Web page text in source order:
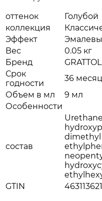
оттенок
Голубой
коллекция
Эффект
Вес
0.05 кг
Бренд
GRATTOL
Срок
годности
36
Объем в мл
9 мл
Особенности
состав
dimethyl
GTIN